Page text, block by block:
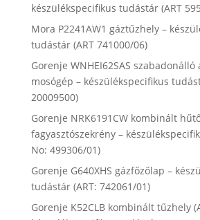
készülékspecifikus tudástár (ART
Mora P2241AW1 gáztűzhely –
tudástár (ART 741000/06)
Gorenje WNHEI62SAS szabadonálló
mosógép – készülékspecifikus
20009500)
Gorenje NRK6191CW kombinált
fagyasztószekrény –
No: 499306/01)
Gorenje G640XHS gázfőzőlap –
tudástár (ART: 742061/01)
Gorenje K52CLB kombinált tűzhely